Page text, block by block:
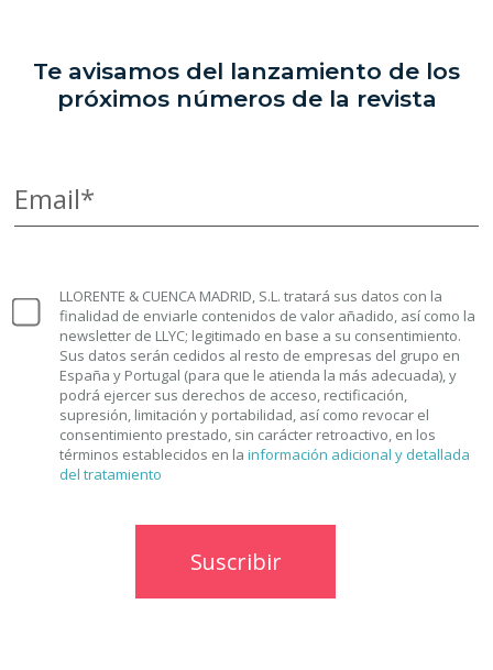
Te avisamos del lanzamiento de los
próximos números de la revista
Email*
LLORENTE & CUENCA MADRID, S.L. tratará sus datos con la
finalidad de enviarle contenidos de valor añadido, así como la
newsletter de LLYC; legitimado en base a su consentimiento.
Sus datos serán cedidos al resto de empresas del grupo en
España y Portugal (para que le atienda la más adecuada), y
podrá ejercer sus derechos de acceso, rectificación,
supresión, limitación y portabilidad, así como revocar el
consentimiento prestado, sin carácter retroactivo, en los
términos establecidos en la información adicional y detallada
del tratamiento